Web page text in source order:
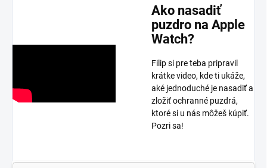
Ako nasadiť
puzdro na Apple
Watch?
Filip si pre teba pripravil
krátke video, kde ti ukáže,
aké jednoduché je nasadiť a
zložiť ochranné puzdrá,
ktoré si u nás môžeš kúpiť.
Pozri sa!